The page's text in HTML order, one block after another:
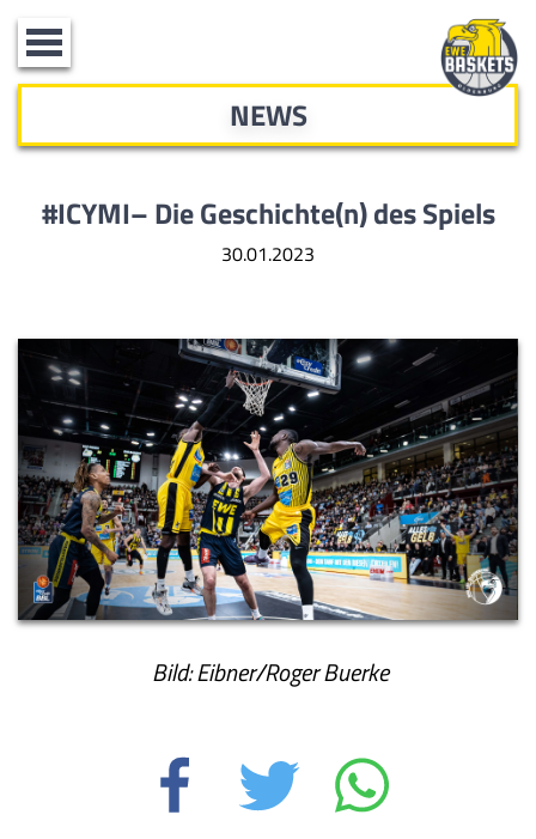
Toggle
navigation
NEWS
#ICYMI– Die Geschichte(n) des Spiels
30.01.2023
Bild: Eibner/Roger Buerke